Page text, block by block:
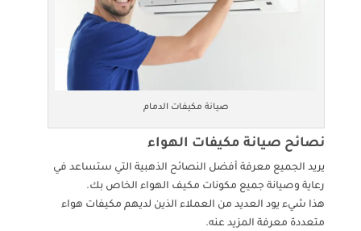
صيانة مكيفات الدمام
نصائح صيانة مكيفات الهواء
يريد الجميع معرفة أفضل النصائح الذهبية التي ستساعد في
رعاية وصيانة جميع مكونات مكيف الهواء الخاص بك.
هذا شيء يود العديد من العملاء الذين لديهم مكيفات هواء
متعددة معرفة المزيد عنه.